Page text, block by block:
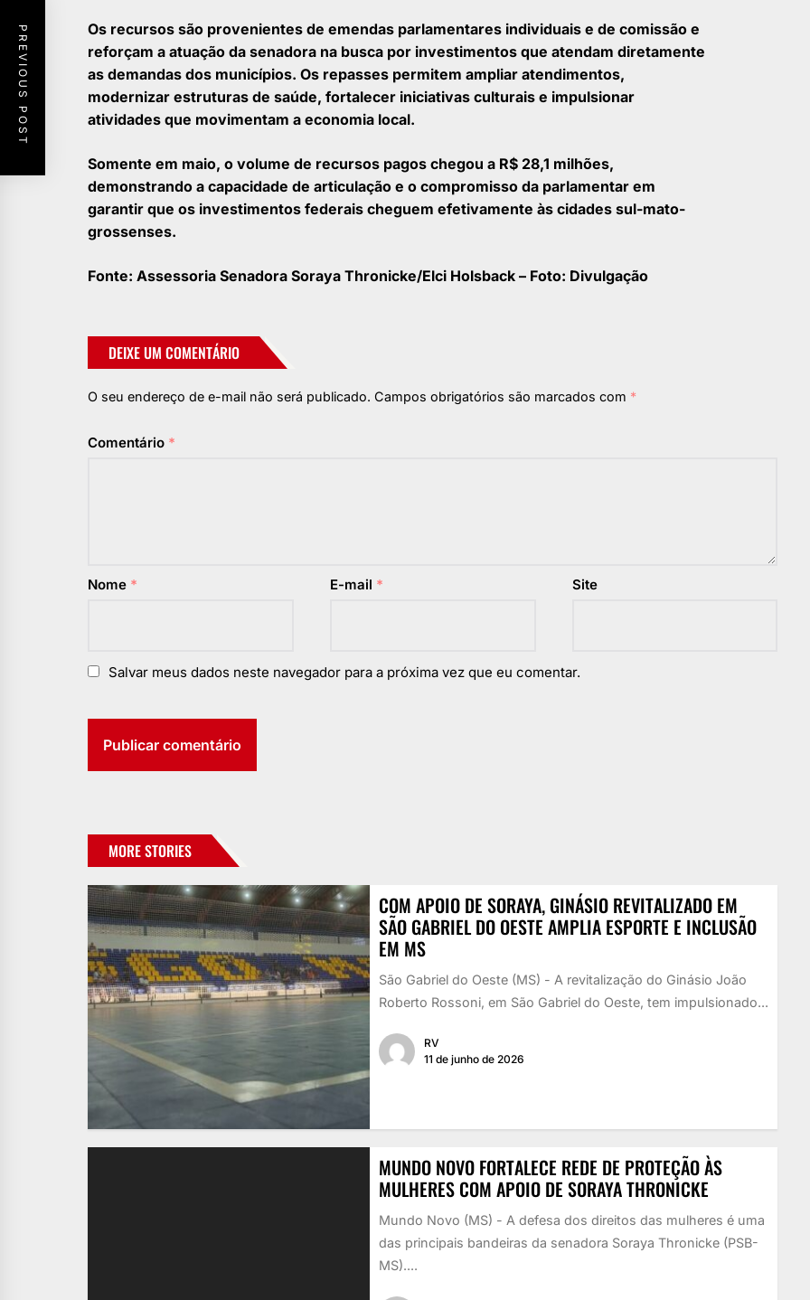
Os recursos são provenientes de emendas parlamentares individuais e de comissão e
reforçam a atuação da senadora na busca por investimentos que atendam diretamente
as demandas dos municípios. Os repasses permitem ampliar atendimentos,
modernizar estruturas de saúde, fortalecer iniciativas culturais e impulsionar
atividades que movimentam a economia local.
Somente em maio, o volume de recursos pagos chegou a R$ 28,1 milhões,
demonstrando a capacidade de articulação e o compromisso da parlamentar em
garantir que os investimentos federais cheguem efetivamente às cidades sul-mato-
grossenses.
Fonte: Assessoria Senadora Soraya Thronicke/Elci Holsback – Foto: Divulgação
DEIXE UM COMENTÁRIO
O seu endereço de e-mail não será publicado. Campos obrigatórios são marcados com *
Comentário *
Nome * E-mail * Site
Salvar meus dados neste navegador para a próxima vez que eu comentar.
PREVIOUS POST
MORE STORIES
COM APOIO DE SORAYA, GINÁSIO REVITALIZADO EM
SÃO GABRIEL DO OESTE AMPLIA ESPORTE E INCLUSÃO
EM MS
São Gabriel do Oeste (MS) - A revitalização do Ginásio João
Roberto Rossoni, em São Gabriel do Oeste, tem impulsionado...
RV
11 de junho de 2026
MUNDO NOVO FORTALECE REDE DE PROTEÇÃO ÀS
MULHERES COM APOIO DE SORAYA THRONICKE
Mundo Novo (MS) - A defesa dos direitos das mulheres é uma
das principais bandeiras da senadora Soraya Thronicke (PSB-
MS)....